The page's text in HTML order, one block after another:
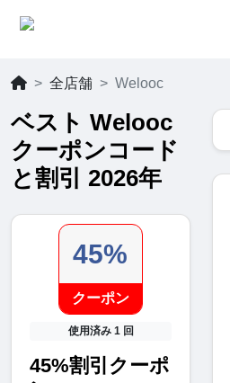
全店舗 Welooc
ベスト Welooc
クーポンコード
と割引 2026年
45%
クーポン
使用済み 1 回
45%割引クーポ